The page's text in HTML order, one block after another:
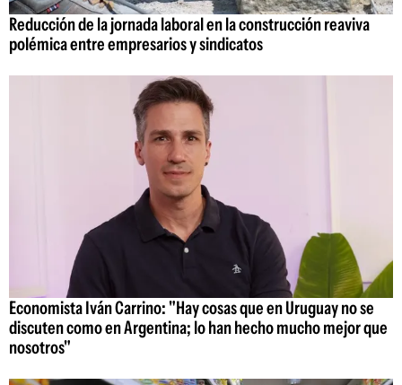
Reducción de la jornada laboral en la construcción reaviva
polémica entre empresarios y sindicatos
Economista Iván Carrino: "Hay cosas que en Uruguay no se
discuten como en Argentina; lo han hecho mucho mejor que
nosotros"